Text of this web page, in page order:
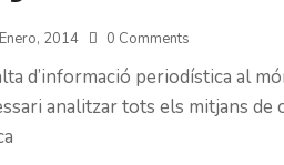
2014 0 Comments
d’informació periodística al
analitzar tots els mitjans de